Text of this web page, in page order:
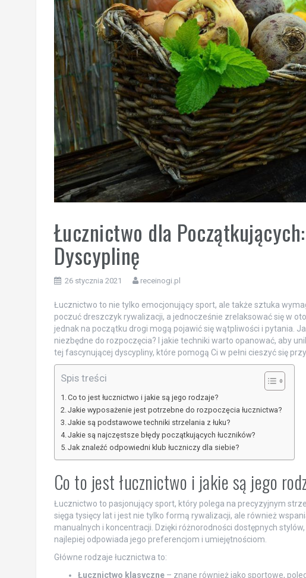
Łucznictwo dla
Dyscyplinę
26 stycznia 2021 receinogi.pl
Łucznictwo to nie tylko emocjonujący sport, ale także sztuka
poczuć dreszczyk rywalizacji, a jednocześnie zrelaksować się w
jednak na początku drogi mogą pojawić się wątpliwości i pytania.
niezbędne do rozpoczęcia? I jakie techniki warto opanować, aby
tej fascynującej dyscypliny, które pomogą Ci w pełni cieszyć się
Spis treści
Co to jest łucznictwo i jakie są jego rodzaje?
Jakie wyposażenie jest potrzebne do rozpoczęcia łucznictwa?
Jakie są podstawowe techniki strzelania z łuku?
Jakie są najczęstsze błędy początkujących łuczników?
Jak znaleźć odpowiedni klub łuczniczy dla siebie?
Co to jest łucznictwo i jakie są jego
Łucznictwo to pasjonujący sport, który polega na precyzyjnym
sięga tysięcy lat i jest nie tylko formą rywalizacji, ale również
manualnych i koncentracji. Dzięki różnorodności dostępnych
najlepiej odpowiada jego preferencjom i umiejętnościom.
Główne rodzaje łucznictwa to:
Łucznictwo klasyczne– znane również jako sportowe,